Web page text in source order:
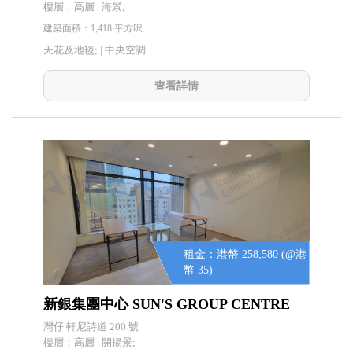
樓層：高層 | 海景;
建築面積：1,418 平方呎
天花及地毯; | 中央空調
查看詳情
租金：港幣 258,580 (@港
幣 35)
新銀集團中心 SUN'S GROUP CENTRE
灣仔 軒尼詩道 200 號
樓層：高層 | 開揚景;